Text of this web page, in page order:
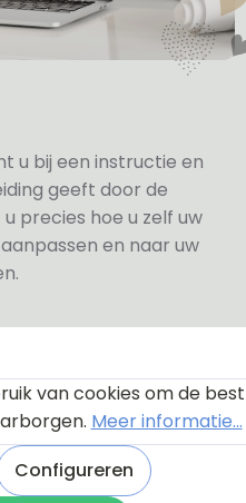
u bij een instructie en
geeft door de
precies hoe u zelf uw
en naar uw
van cookies om de best
Meer informatie...
Configureren